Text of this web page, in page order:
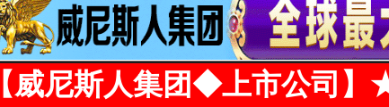
【威尼斯人集团◆上市公司